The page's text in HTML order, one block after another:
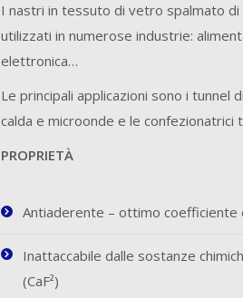
I nastri in tessuto di vetro spalmato di
utilizzati in numerose industrie:
elettronica…
Le principali applicazioni sono i tunnel
calda e microonde e le confezionatrici
PROPRIETÀ
Antiaderente – ottimo coefficiente
Inattaccabile dalle sostanze
(CaF²)